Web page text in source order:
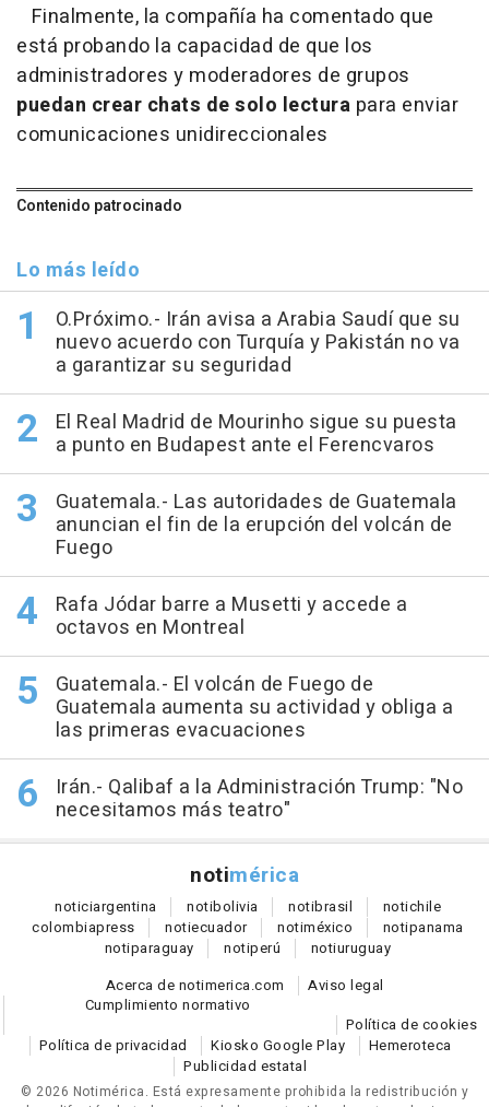
Finalmente, la compañía ha comentado que
está probando la capacidad de que los
administradores y moderadores de grupos
puedan crear chats de solo lectura para enviar
comunicaciones unidireccionales
Contenido patrocinado
Lo más leído
O.Próximo.- Irán avisa a Arabia Saudí que su
nuevo acuerdo con Turquía y Pakistán no va
a garantizar su seguridad
El Real Madrid de Mourinho sigue su puesta
a punto en Budapest ante el Ferencvaros
Guatemala.- Las autoridades de Guatemala
anuncian el fin de la erupción del volcán de
Fuego
Rafa Jódar barre a Musetti y accede a
octavos en Montreal
Guatemala.- El volcán de Fuego de
Guatemala aumenta su actividad y obliga a
las primeras evacuaciones
Irán.- Qalibaf a la Administración Trump: "No
necesitamos más teatro"
notimérica
noticiargentina notibolivia notibrasil notichile
colombiapress notiecuador notiméxico notipanama
notiparaguay notiperú notiuruguay
Acerca de notimerica.com
Aviso legal
Cumplimiento normativo
Política de cookies
Política de privacidad
Kiosko Google Play
Hemeroteca
Publicidad estatal
© 2026 Notimérica. Está expresamente prohibida la redistribución y